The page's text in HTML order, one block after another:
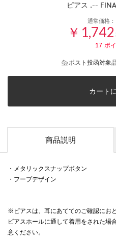
ピアス .--
通常価格：
￥1,742
17ポ
ポスト投函対象
カート
商品説明
・メタリックスナップボタン
・フープデザイン
※ピアスは、耳にあててのご確認にお
ピアスホールに通して着用をされた場
意ください。